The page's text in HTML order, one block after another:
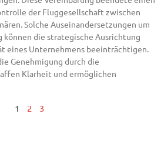
der Fluggesellschaft zwischen
Solche Auseinandersetzungen um
die strategische Ausrichtung
eines Unternehmens beeinträchtigen.
Genehmigung durch die
Klarheit und ermöglichen
1 2 3